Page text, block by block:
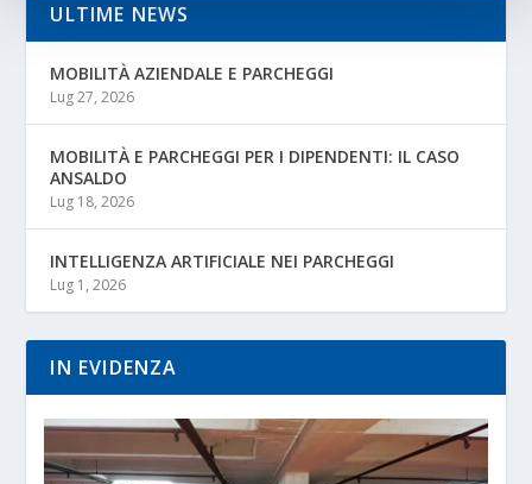
ULTIME NEWS
MOBILITÀ AZIENDALE E PARCHEGGI
Lug 27, 2026
MOBILITÀ E PARCHEGGI PER I DIPENDENTI: IL CASO
ANSALDO
Lug 18, 2026
INTELLIGENZA ARTIFICIALE NEI PARCHEGGI
Lug 1, 2026
IN EVIDENZA